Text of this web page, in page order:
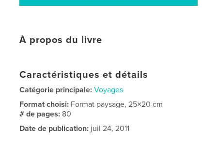
À propos du livre
Caractéristiques et détails
Catégorie principale: Voyages
Format choisi: Format paysage, 25×20 cm
# de pages: 80
Date de publication: juil 24, 2011